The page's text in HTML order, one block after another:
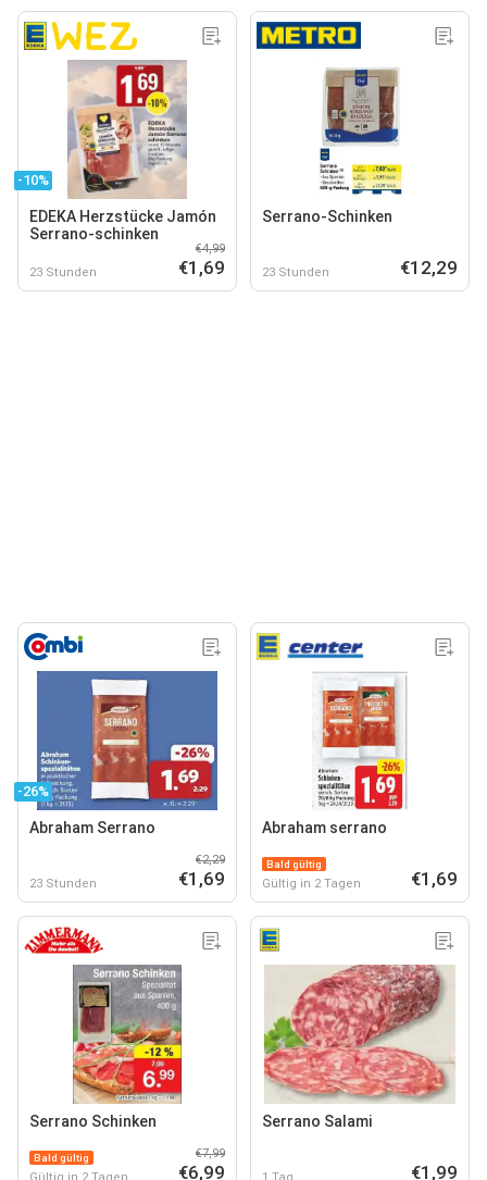
-10%
EDEKA Herzstücke Jamón
Serrano-schinken
23 Stunden
€4,99
€1,69
Serrano-Schinken
23 Stunden €12,29
-26%
Abraham Serrano
23 Stunden
€2,29
€1,69
Abraham serrano
Bald gültig
Gültig in 2 Tagen €1,69
Serrano Schinken
Bald gültig
Gültig in 2 Tagen
€7,99
€6,99
Serrano Salami
1 Tag €1,99